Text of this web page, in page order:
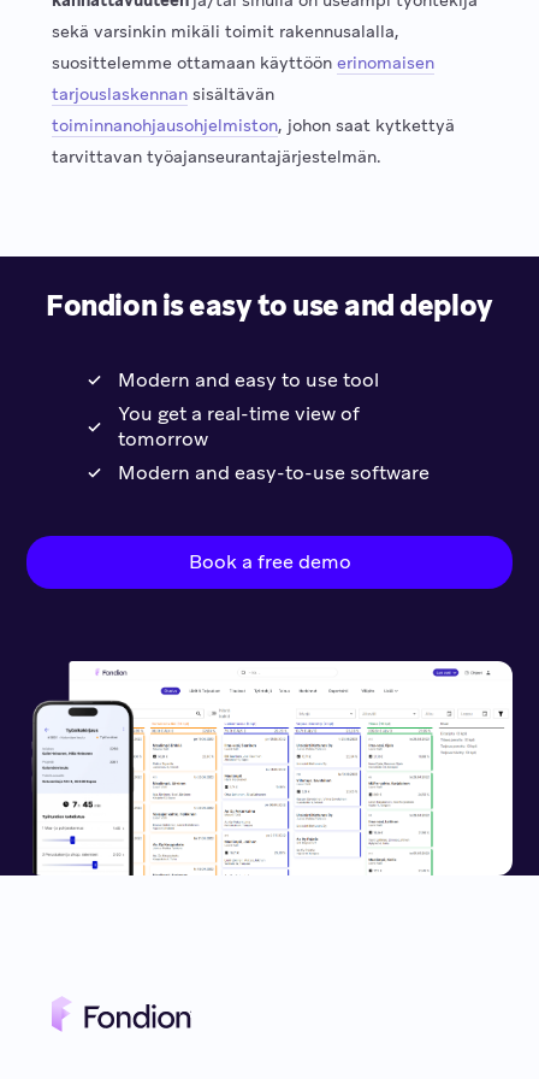
sekä varsinkin mikäli toimit rakennusalalla,
suosittelemme ottamaan käyttöön erinomaisen
tarjouslaskennansisältävän
toiminnanohjausohjelmiston, johon saat kytkettyä
tarvittavan työajanseurantajärjestelmän.
Fondion is easy to use and deploy
Modern and easy to use tool
You get a real-time view of
tomorrow
Modern and easy-to-use software
Book a free demo